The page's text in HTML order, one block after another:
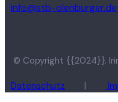
info@stb-olenburger.de
© Copyright
Datenschutz |